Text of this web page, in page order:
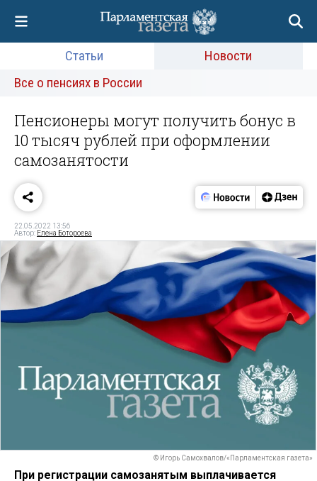
Статьи
Новости
Все о пенсиях в России
Пенсионеры могут получить бонус в
10 тысяч рублей при оформлении
самозанятости
22.05.2022 13:56
Автор: Елена Ботороева
© Игорь Самохвалов/«Парламентская газета»
При регистрации самозанятым выплачивается